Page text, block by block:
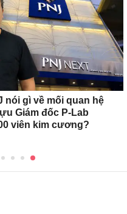
nói gì về mối quan hệ
Giám đốc P-Lab
viên kim cương?